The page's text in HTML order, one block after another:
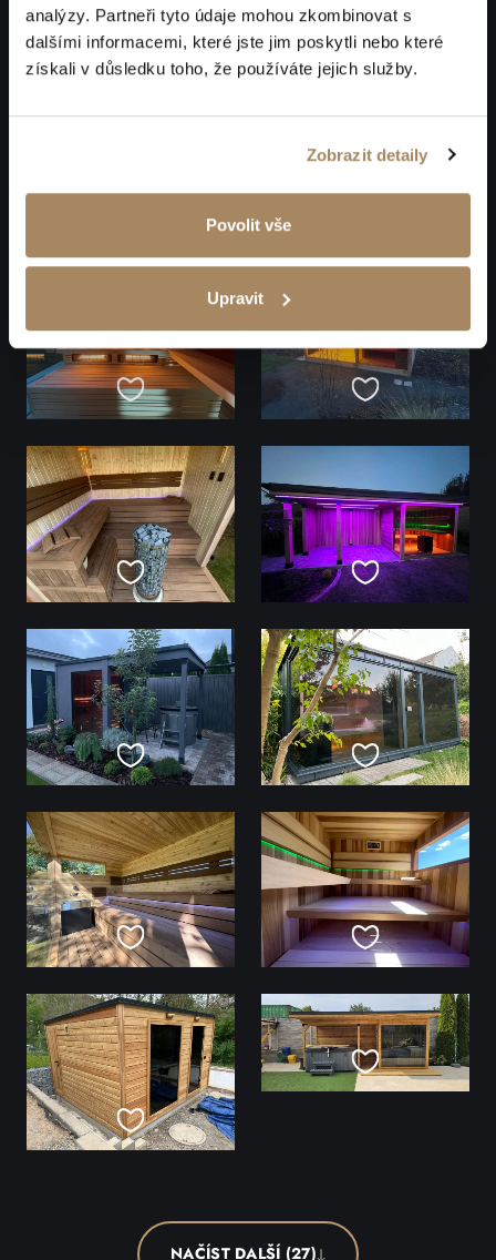
analýzy. Partneři tyto údaje mohou zkombinovat s
dalšími informacemi, které jste jim poskytli nebo které
získali v důsledku toho, že používáte jejich služby.
Zobrazit detaily
Povolit vše
Upravit
NAČÍST DALŠÍ (27)